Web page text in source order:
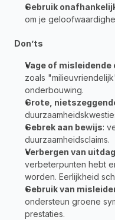
Gebruik
om je
Don’ts
Vage of misleidende
zoals
onderbouwing.
Grote,
Gebrek aan bewijs:
duurzaamheidsclaims.
Verbergen van
verbeterpunten hebt
worden. Eerlijkheid
Gebruik van
ondersteun groene
prestaties.